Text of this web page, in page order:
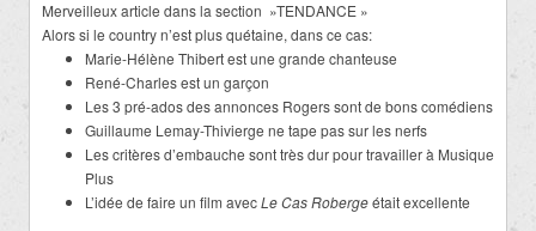
Merveilleux article dans la section »TENDANCE »
Alors si le country n’est plus quétaine, dans ce cas:
Marie-Hélène Thibert est une grande chanteuse
René-Charles est un garçon
Les 3 pré-ados des annonces Rogers sont de bons comédiens
Guillaume Lemay-Thivierge ne tape pas sur les nerfs
Les critères d’embauche sont très dur pour travailler à Musique
Plus
L’idée de faire un film avecLe Cas Robergeétait excellente